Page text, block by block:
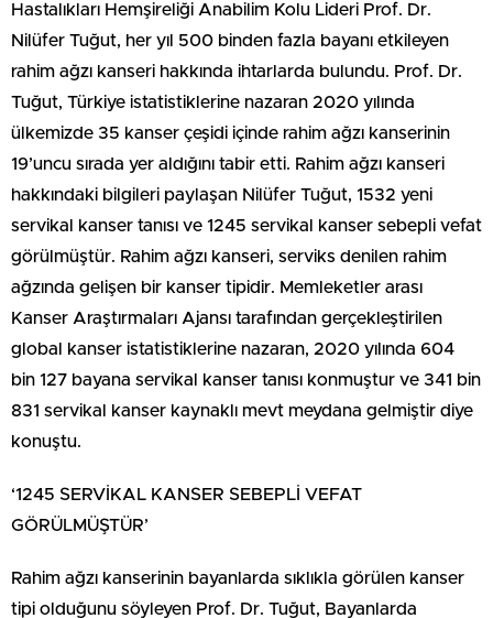
Hastalıkları Hemşireliği Anabilim Kolu Lideri Prof. Dr.
Nilüfer Tuğut, her yıl 500 binden fazla bayanı etkileyen
rahim ağzı kanseri hakkında ihtarlarda bulundu. Prof. Dr.
Tuğut, Türkiye istatistiklerine nazaran 2020 yılında
ülkemizde 35 kanser çeşidi içinde rahim ağzı kanserinin
19’uncu sırada yer aldığını tabir etti. Rahim ağzı kanseri
hakkındaki bilgileri paylaşan Nilüfer Tuğut, 1532 yeni
servikal kanser tanısı ve 1245 servikal kanser sebepli vefat
görülmüştür. Rahim ağzı kanseri, serviks denilen rahim
ağzında gelişen bir kanser tipidir. Memleketler arası
Kanser Araştırmaları Ajansı tarafından gerçekleştirilen
global kanser istatistiklerine nazaran, 2020 yılında 604
bin 127 bayana servikal kanser tanısı konmuştur ve 341 bin
831 servikal kanser kaynaklı mevt meydana gelmiştir diye
konuştu.
‘1245 SERVİKAL KANSER SEBEPLİ VEFAT
GÖRÜLMÜŞTÜR’
Rahim ağzı kanserinin bayanlarda sıklıkla görülen kanser
tipi olduğunu söyleyen Prof. Dr. Tuğut, Bayanlarda